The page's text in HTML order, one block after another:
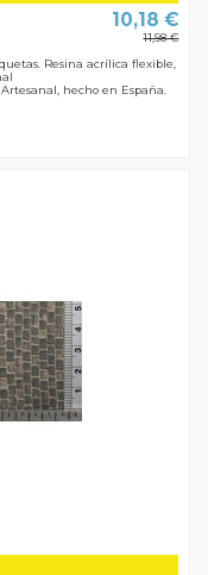
10,18 €
11,98 €
Resina acrílica flexible,
hecho en España.